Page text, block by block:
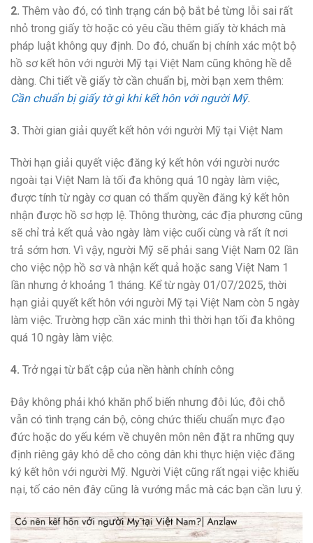
2. Thêm vào đó, có tình trạng cán bộ bắt bẻ từng lỗi sai rất
nhỏ trong giấy tờ hoặc có yêu cầu thêm giấy tờ khách mà
pháp luật không quy định. Do đó, chuẩn bị chính xác một bộ
hồ sơ kết hôn với người Mỹ tại Việt Nam cũng không hề dễ
dàng. Chi tiết về giấy tờ cần chuẩn bị, mời bạn xem thêm:
Cần chuẩn bị giấy tờ gì khi kết hôn với người Mỹ.
3. Thời gian giải quyết kết hôn với người Mỹ tại Việt Nam
Thời hạn giải quyết việc đăng ký kết hôn với người nước
ngoài tại Việt Nam là tối đa không quá 10 ngày làm việc,
được tính từ ngày cơ quan có thẩm quyền đăng ký kết hôn
nhận được hồ sơ hợp lệ. Thông thường, các địa phương cũng
sẽ chỉ trả kết quả vào ngày làm việc cuối cùng và rất ít nơi
trả sớm hơn. Vì vậy, người Mỹ sẽ phải sang Việt Nam 02 lần
cho việc nộp hồ sơ và nhận kết quả hoặc sang Việt Nam 1
lần nhưng ở khoảng 1 tháng. Kể từ ngày 01/07/2025, thời
hạn giải quyết kết hôn với người Mỹ tại Việt Nam còn 5 ngày
làm việc. Trường hợp cần xác minh thì thời hạn tối đa không
quá 10 ngày làm việc.
4. Trở ngại từ bất cập của nền hành chính công
Đây không phải khó khăn phổ biến nhưng đôi lúc, đôi chỗ
vẫn có tình trạng cán bộ, công chức thiếu chuẩn mực đạo
đức hoặc do yếu kém về chuyên môn nên đặt ra những quy
định riêng gây khó dễ cho công dân khi thực hiện việc đăng
ký kết hôn với người Mỹ. Người Việt cũng rất ngại việc khiếu
nại, tố cáo nên đây cũng là vướng mắc mà các bạn cần lưu ý.